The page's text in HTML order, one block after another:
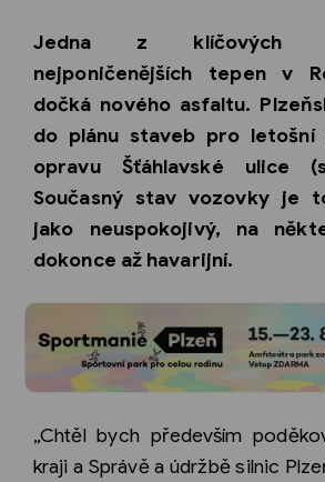
Jedna z klíčových
nejponičenějších tepen v
dočká nového asfaltu.
do plánu staveb pro letošní
opravu Šťáhlavské ulice
Současný stav vozovky je
jako neuspokojivý, na
dokonce až havarijní.
„Chtěl bych především
kraji a Správě a údržbě silnic